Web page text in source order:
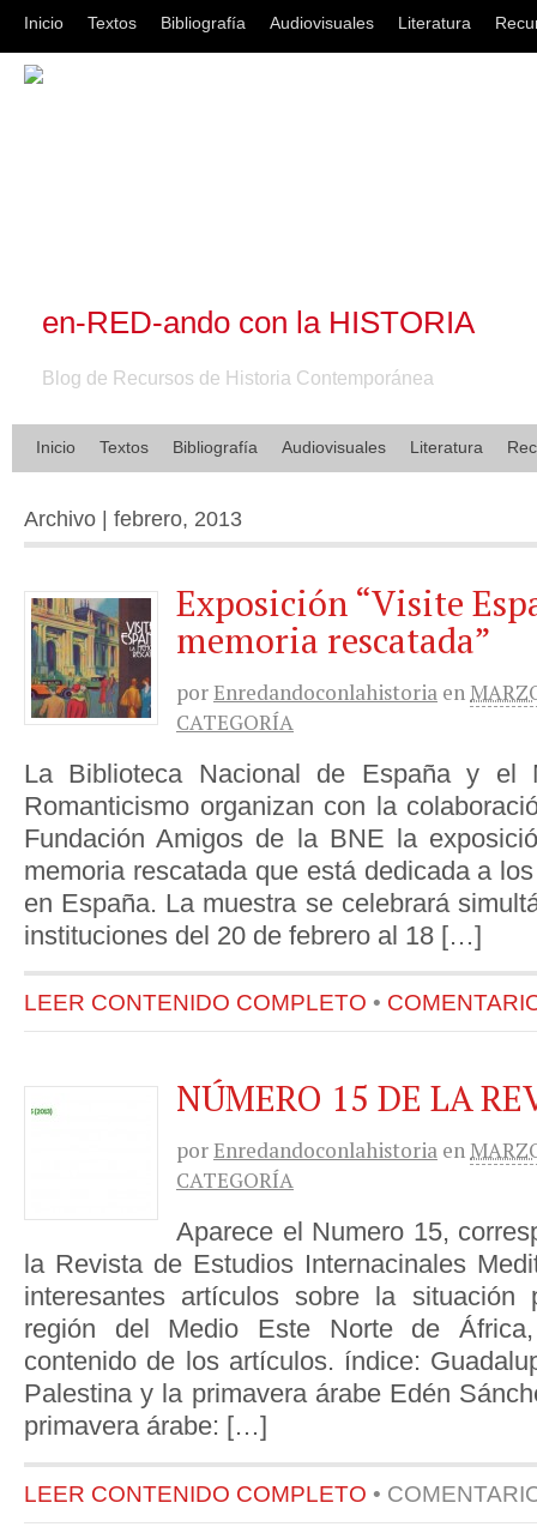
Inicio Textos Bibliografía Audiovisuales Literatura
en-RED-ando con la HISTORIA
Blog de Recursos de Historia Contemporánea
Inicio Textos Bibliografía Audiovisuales Literatura
Archivo | febrero, 2013
Exposición “Visite
memoria rescatada”
porEnredandoconlahistoria en
CATEGORÍA
La Biblioteca Nacional de España y el
Romanticismo organizan con la
Fundación Amigos de la BNE la
memoria rescatada que está dedicada a
en España. La muestra se celebrará
instituciones del 20 de febrero al 18 […]
LEER CONTENIDO COMPLETO •
NÚMERO 15 DE LA
porEnredandoconlahistoria en
CATEGORÍA
Aparece el Numero 15,
la Revista de Estudios Internacinales
interesantes artículos sobre la
región del Medio Este Norte de
contenido de los artículos. índice:
Palestina y la primavera árabe Edén
primavera árabe: […]
LEER CONTENIDO COMPLETO •